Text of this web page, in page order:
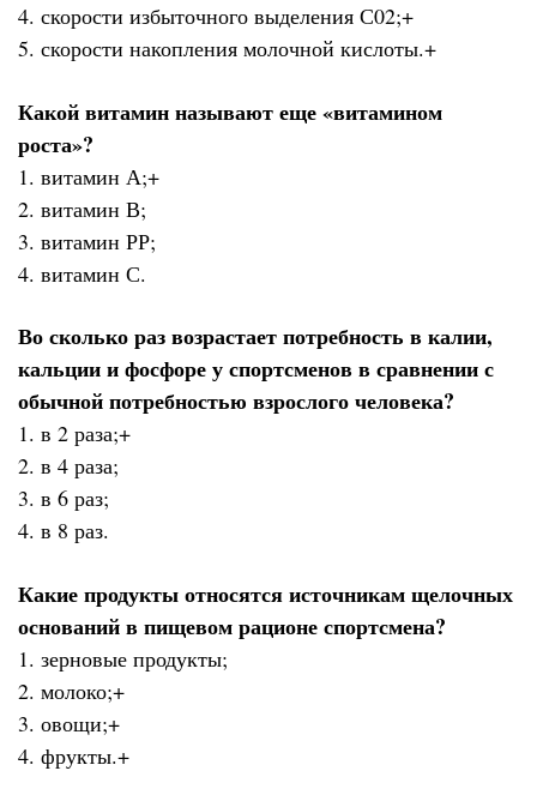
4. скорости избыточного выделения С02;+
5. скорости накопления молочной кислоты.+
Какой витамин называют еще «витамином
роста»?
1. витамин А;+
2. витамин В;
3. витамин РР;
4. витамин С.
Во сколько раз возрастает потребность в калии,
кальции и фосфоре у спортсменов в сравнении с
обычной потребностью взрослого человека?
1. в 2 раза;+
2. в 4 раза;
3. в 6 раз;
4. в 8 раз.
Какие продукты относятся источникам щелочных
оснований в пищевом рационе спортсмена?
1. зерновые продукты;
2. молоко;+
3. овощи;+
4. фрукты.+